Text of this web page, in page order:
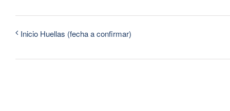
Inicio Huellas (fecha a confirmar)